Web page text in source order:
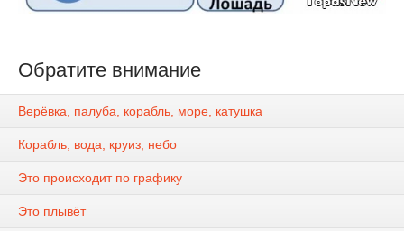
Обратите внимание
Верёвка, палуба, корабль, море, катушка
Корабль, вода, круиз, небо
Это происходит по графику
Это плывёт